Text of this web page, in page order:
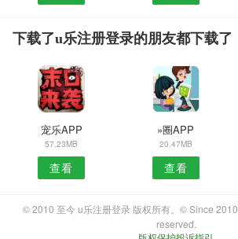
下载了u乐注册登录的朋友都下载了
宠乐APP
57.23MB
查看
»圈APP
20.47MB
查看
© 2010 至今 u乐注册登录 版权所有。© Since
reserved.